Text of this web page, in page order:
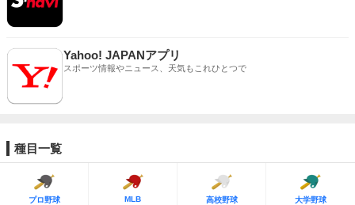
Yahoo! JAPANアプリ
スポーツ情報やニュース、天気もこれひとつで
種目一覧
プロ野球 MLB 高校野球 大学野球